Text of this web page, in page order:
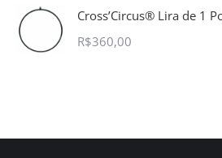
Cross’Circus® Lira de 1
R$360,00